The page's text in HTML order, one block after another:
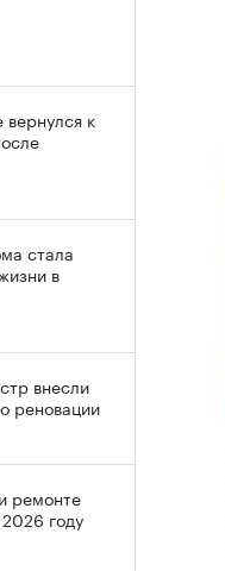
к
стала
в
внесли
реновации
ремонте
году